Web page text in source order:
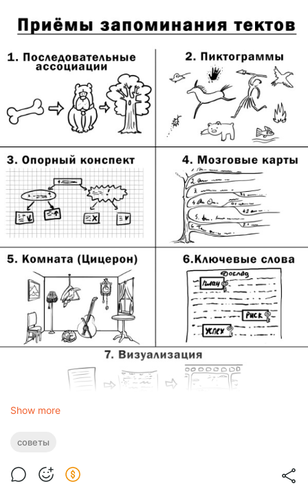
Попробуйте эти техники — они реально работают!
Show more
советы